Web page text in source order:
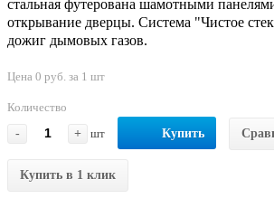
стальная футерована шамотными
открывание дверцы. Система "Чистое
дожиг дымовых газов.
Цена 0 руб. за 1 шт
Количество
-
+ шт Купить
Купить в 1 клик